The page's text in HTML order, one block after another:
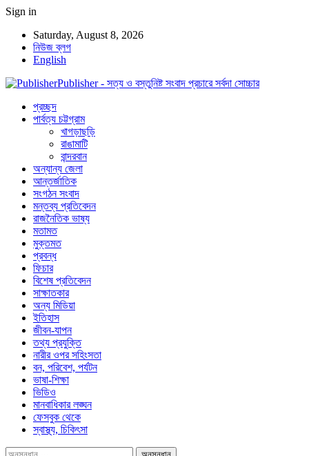
Sign in
Saturday, August 8, 2026
নিউজ ব্লগ
English
Publisher - সত্য ও বস্তুনিষ্ট সংবাদ প্রচারে সর্বদা সোচ্চার
প্রচ্ছদ
পার্বত্য চট্টগ্রাম
খাগড়াছড়ি
রাঙামাটি
বান্দরবান
অন্যান্য জেলা
আন্তর্জাতিক
সংগঠন সংবাদ
মন্তব্য প্রতিবেদন
রাজনৈতিক ভাষ্য
মতামত
মুক্তমত
প্রবন্ধ
ফিচার
বিশেষ প্রতিবেদন
সাক্ষাতকার
অন্য মিডিয়া
ইতিহাস
জীবন-যাপন
তথ্য প্রযুক্তি
নারীর ওপর সহিংসতা
বন, পরিবেশ, পর্যটন
ভাষা-শিক্ষা
ভিডিও
মানবাধিকার লঙ্ঘন
ফেসবুক থেকে
স্বাস্থ্য, চিকিৎসা